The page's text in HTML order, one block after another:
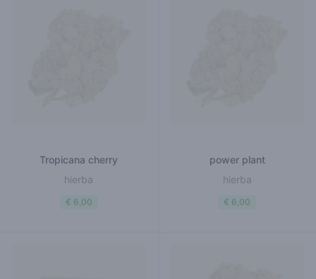
Tropicana cherry
hierba
€ 6,00
power plant
hierba
€ 6,00